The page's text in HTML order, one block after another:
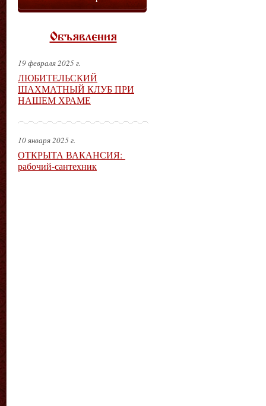
Объявления
19 февраля 2025 г.
ЛЮБИТЕЛЬСКИЙ
ШАХМАТНЫЙ КЛУБ ПРИ
НАШЕМ ХРАМЕ
10 января 2025 г.
ОТКРЫТА ВАКАНСИЯ:
рабочий-сантехник